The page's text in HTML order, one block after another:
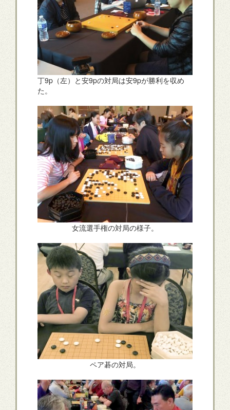
丁9p（左）と安9pの対局は安9pが勝利を収め
た。
女流選手権の対局の様子。
ペア碁の対局。